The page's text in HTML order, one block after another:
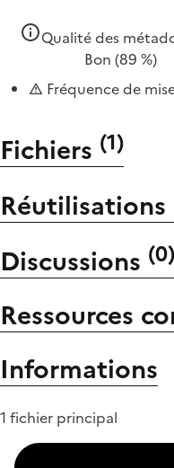
Qualité des
Bon (89 %)
Fréquence de
Fichiers (1)
Réutilisations
Discussions (0)
Ressources
Informations
1 fichier principal